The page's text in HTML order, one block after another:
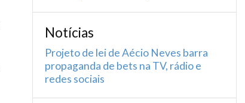
Notícias
Projeto de lei de Aécio Neves barra
propaganda de bets na TV, rádio e
redes sociais